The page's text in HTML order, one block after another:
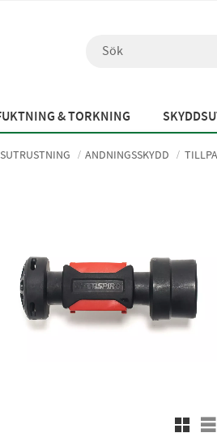
& TORKNING
ANDNINGSSKYDD